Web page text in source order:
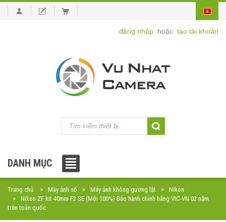
đăng nhập hoặc tạo tài khoản
DANH MỤC
Trang chủ Máy ảnh số Máy ảnh không gương lật
Nikon
Nikon ZF kit 40mm F2 SE (Mới 100%) Bảo hành chính hãng VIC-VN 02 năm
trên toàn quốc